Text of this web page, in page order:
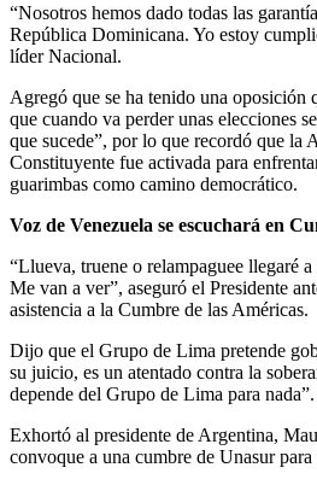
“Nosotros hemos dado todas las
República Dominicana. Yo estoy
líder Nacional.
Agregó que se ha tenido una oposición
que cuando va perder unas elecciones
que sucede”, por lo que recordó que la
Constituyente fue activada para
guarimbas como camino democrático.
Voz de Venezuela se escuchará en
“Llueva, truene o relampaguee llegaré
Me van a ver”, aseguró el Presidente
asistencia a la Cumbre de las Américas.
Dijo que el Grupo de Lima pretende
su juicio, es un atentado contra la
depende del Grupo de Lima para nada”.
Exhortó al presidente de Argentina,
convoque a una cumbre de Unasur para